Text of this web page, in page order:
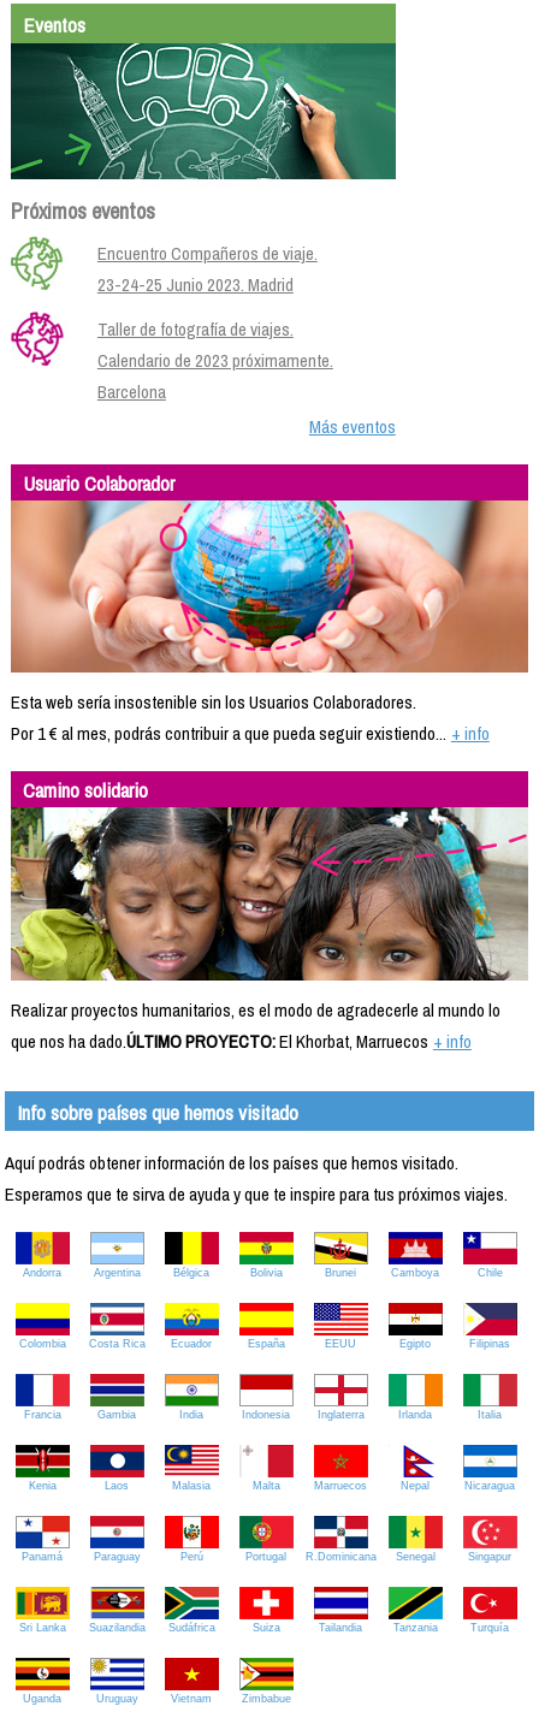
Eventos
Próximos eventos
Encuentro Compañeros de viaje.
23-24-25 Junio 2023. Madrid
Taller de fotografía de viajes.
Calendario de 2023 próximamente.
Barcelona
Más eventos
Usuario Colaborador
Esta web sería insostenible sin los Usuarios Colaboradores.
Por 1 € al mes, podrás contribuir a que pueda seguir existiendo... + info
Camino solidario
Realizar proyectos humanitarios, es el modo de agradecerle al mundo lo
que nos ha dado.ÚLTIMO PROYECTO:El Khorbat, Marruecos + info
Info sobre países que hemos visitado
Aquí podrás obtener información de los países que hemos visitado.
Esperamos que te sirva de ayuda y que te inspire para tus próximos viajes.
Andorra Argentina Bélgica Bolivia Brunei Camboya Chile
Colombia Costa Rica Ecuador España EEUU Egipto Filipinas
Francia Gambia India Indonesia Inglaterra Irlanda Italia
Kenia Laos Malasia Malta Marruecos Nepal Nicaragua
Panamá Paraguay Perú Portugal R.Dominicana Senegal Singapur
Sri Lanka Suazilandia Sudáfrica Suiza Tailandia Tanzania Turquía
Uganda Uruguay Vietnam Zimbabue